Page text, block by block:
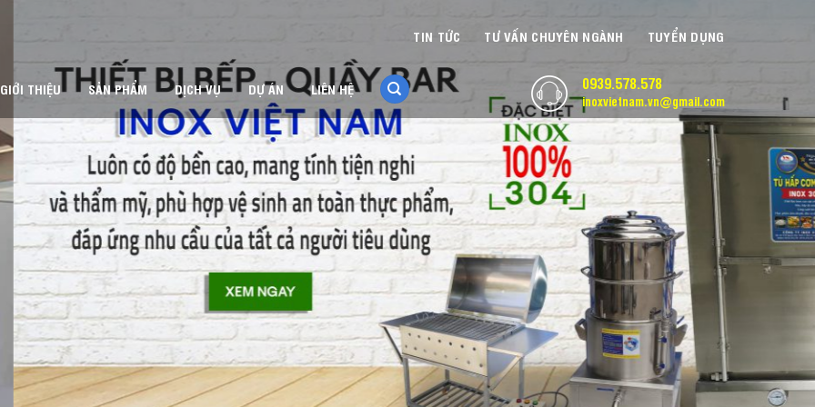
GIỚI THIỆU SẢN PHẨM DỊCH VỤ DỰ ÁN LIÊN HỆ 0939.578.578
inoxvietnam.vn@gmail.com
TIN TỨC TƯ VẤN CHUYÊN NGÀNH TUYỂN DỤNG